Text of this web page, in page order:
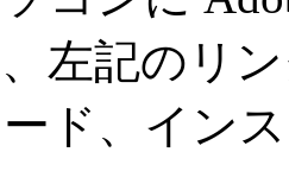
左記のリ
ド、イン